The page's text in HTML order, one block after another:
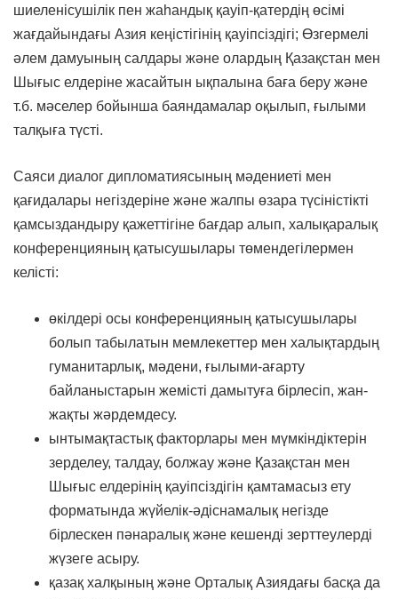
шиеленісушілік пен жаһандық қауіп-қатердің өсімі
жағдайындағы Азия кеңістігінің қауіпсіздігі; Өзгермелі
әлем дамуының салдары және олардың Қазақстан мен
Шығыс елдеріне жасайтын ықпалына баға беру және
т.б. мәселер бойынша баяндамалар оқылып, ғылыми
талқыға түсті.
Саяси диалог дипломатиясының мәдениеті мен
қағидалары негіздеріне және жалпы өзара түсіністікті
қамсыздандыру қажеттігіне бағдар алып, халықаралық
конференцияның қатысушылары төмендегілермен
келісті:
өкілдері осы конференцияның қатысушылары
болып табылатын мемлекеттер мен халықтардың
гуманитарлық, мәдени, ғылыми-ағарту
байланыстарын жемісті дамытуға бірлесіп, жан-
жақты жәрдемдесу.
ынтымақтастық факторлары мен мүмкіндіктерін
зерделеу, талдау, болжау және Қазақстан мен
Шығыс елдерінің қауіпсіздігін қамтамасыз ету
форматында жүйелік-әдіснамалық негізде
бірлескен пәнаралық және кешенді зерттеулерді
жүзеге асыру.
қазақ халқының және Орталық Азиядағы басқа да